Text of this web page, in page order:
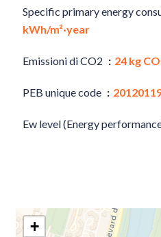
Specific primary energy
kWh/m²·year
Emissioni di CO2 24 kg
PEB unique code
Ew level (Energy
+